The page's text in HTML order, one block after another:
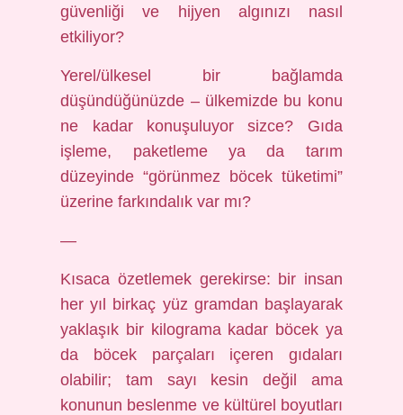
güvenliği ve hijyen algınızı nasıl
etkiliyor?
Yerel/ülkesel bir bağlamda
düşündüğünüzde – ülkemizde bu konu
ne kadar konuşuluyor sizce? Gıda
işleme, paketleme ya da tarım
düzeyinde “görünmez böcek tüketimi”
üzerine farkındalık var mı?
—
Kısaca özetlemek gerekirse: bir insan
her yıl birkaç yüz gramdan başlayarak
yaklaşık bir kilograma kadar böcek ya
da böcek parçaları içeren gıdaları
olabilir; tam sayı kesin değil ama
konunun beslenme ve kültürel boyutları